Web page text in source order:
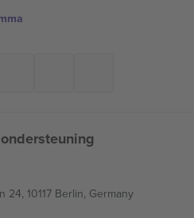
24, 10117 Berlin, Germany